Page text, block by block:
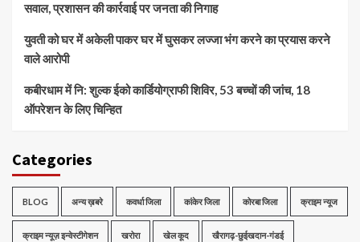
सवाल, प्रशासन की कार्रवाई पर जनता की निगाह
युवती को घर में अकेली पाकर घर में घुसकर लज्जा भंग करने का प्रयास करने
वाले आरोपी
कबीरधाम में नि: शुल्क ईको कार्डियोग्राफी शिविर, 53 बच्चों की जांच, 18
ऑपरेशन के लिए चिन्हित
Categories
BLOG अन्य ख़बरे कवर्धा जिला कांकेर जिला कोरबा जिला क्राइम न्यूज
क्राइम न्यूज़ इन्वेस्टीगेशन खरोरा खेल कूद खैरागढ़-छुईखदान-गंडई